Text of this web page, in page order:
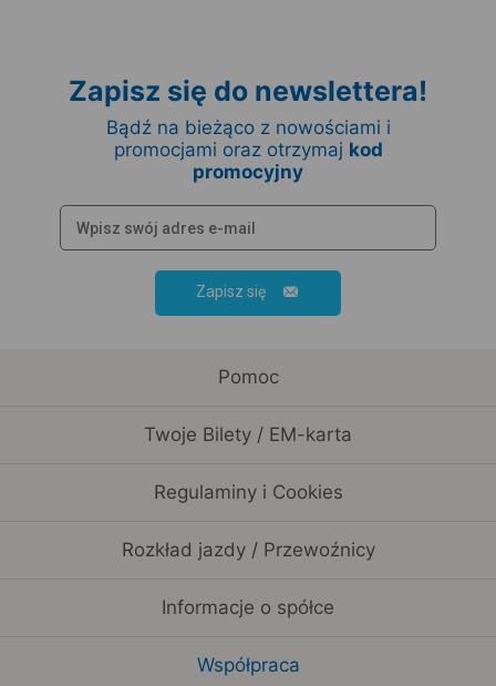
Zapisz się do newslettera!
Bądź na bieżąco z nowościami i
promocjami oraz otrzymaj kod
promocyjny
Zapisz się
Pomoc
Twoje Bilety / EM-karta
Regulaminy i Cookies
Rozkład jazdy / Przewoźnicy
Informacje o spółce
Współpraca